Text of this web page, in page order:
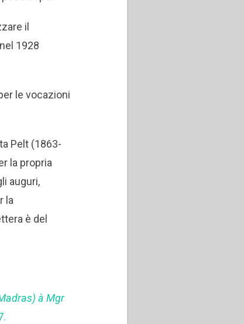
il
1928
le vocazioni
Pelt (1863-
la propria
auguri,
la
è del
à Mgr